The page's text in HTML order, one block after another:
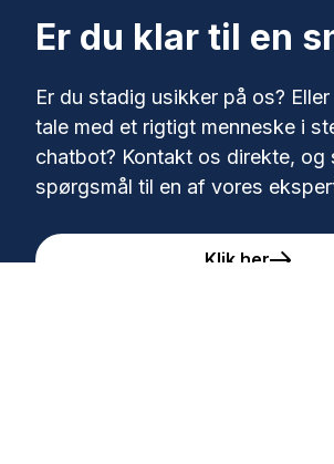
Er du klar til en
Er du stadig usikker på os?
tale med et rigtigt menneske i
chatbot? Kontakt os direkte, og
spørgsmål til en af vores
Klik her